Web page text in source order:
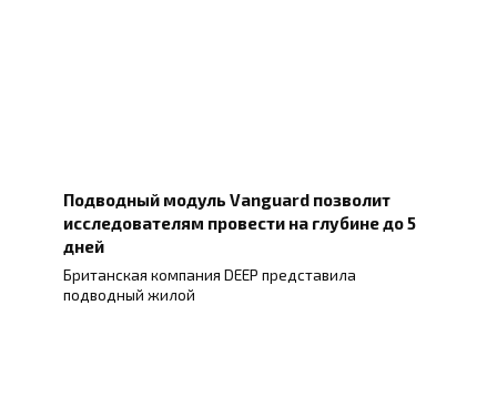
Подводный модуль Vanguard позволит
исследователям провести на глубине до 5
дней
Британская компания DEEP представила
подводный жилой